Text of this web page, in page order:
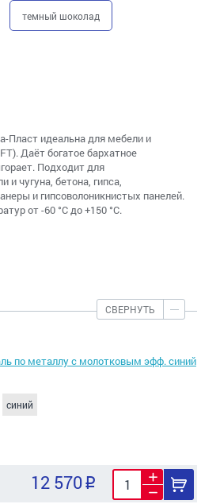
темный шоколад
Пласт идеальна для мебели и
Даёт богатое бархатное
Подходит для
и чугуна, бетона, гипса,
и гипсоволоникнистых панелей.
от -60 °С до +150 °С.
СВЕРНУТЬ
по металлу с молотковым эфф. синий
синий
12 570